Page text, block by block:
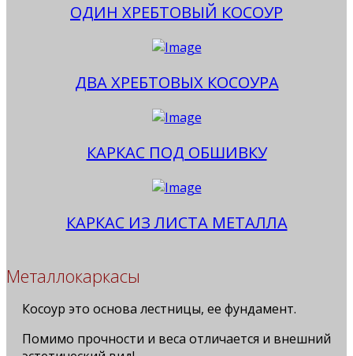
ОДИН ХРЕБТОВЫЙ КОСОУР
ДВА ХРЕБТОВЫХ КОСОУРА
КАРКАС ПОД ОБШИВКУ
КАРКАС ИЗ ЛИСТА МЕТАЛЛА
Металлокаркасы
Косоур это основа лестницы, ее фундамент.
Помимо прочности и веса отличается и внешний